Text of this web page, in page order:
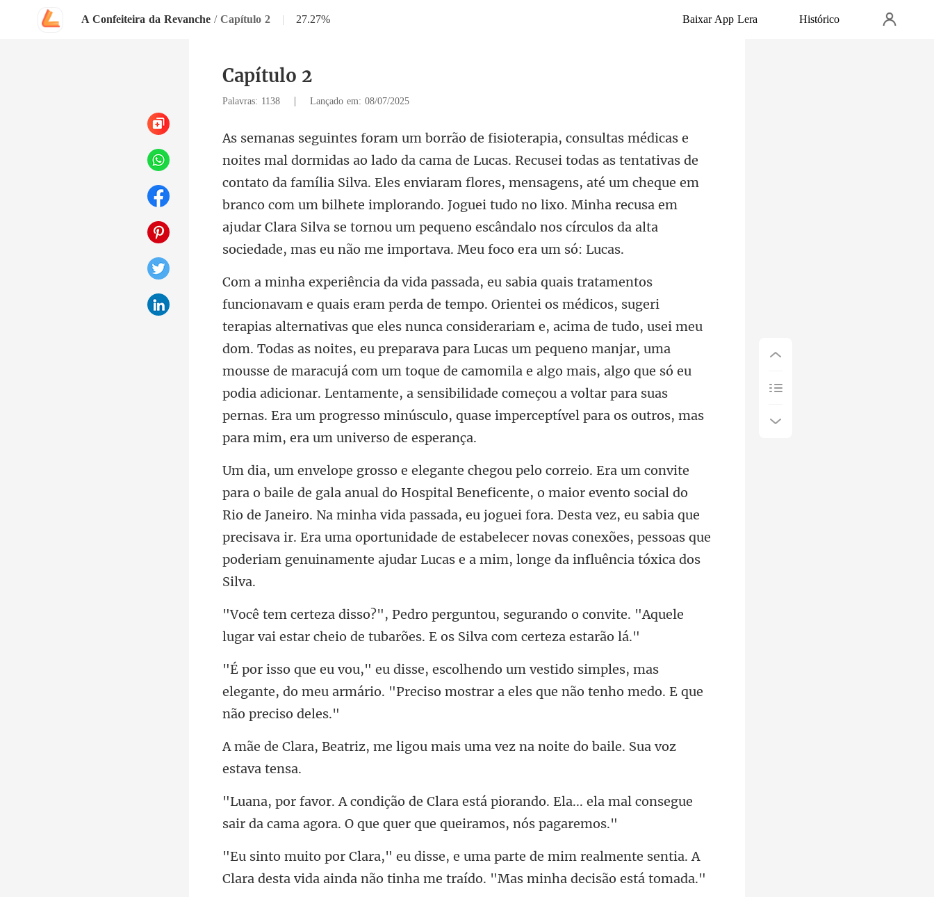
A Confeiteira da Revanche / Capítulo 2 | 27.27% Baixar App Lera Histórico
Capítulo 2
Palavras: 1138 | Lançado em: 08/07/2025
ivas de
contato da família Silva. Eles enviaram flores, mensagens, até um cheque em
branco com um bilhete implorando. Joguei tudo no lixo. Minh
rariam e, acima de tudo, usei meu
dom. Todas as noites, eu preparava para Lucas um pequeno manjar, uma
mousse de maracujá com um toque de camomila e algo mais, algo que só eu
podia
aior evento social do
Rio de Janeiro. Na minha vida passada, eu joguei fora. Desta vez, eu sabia que
precisava ir. Era uma oportu
urando o convite. "Aquele
lugar vai estar cheio
o simples, mas
elegante, do meu armário. "Preciso mostr
igou mais uma vez na noite do
orando. Ela... ela mal consegue
sair da cama a
e mim realmente sentia. A
Clara desta vida ainda nã